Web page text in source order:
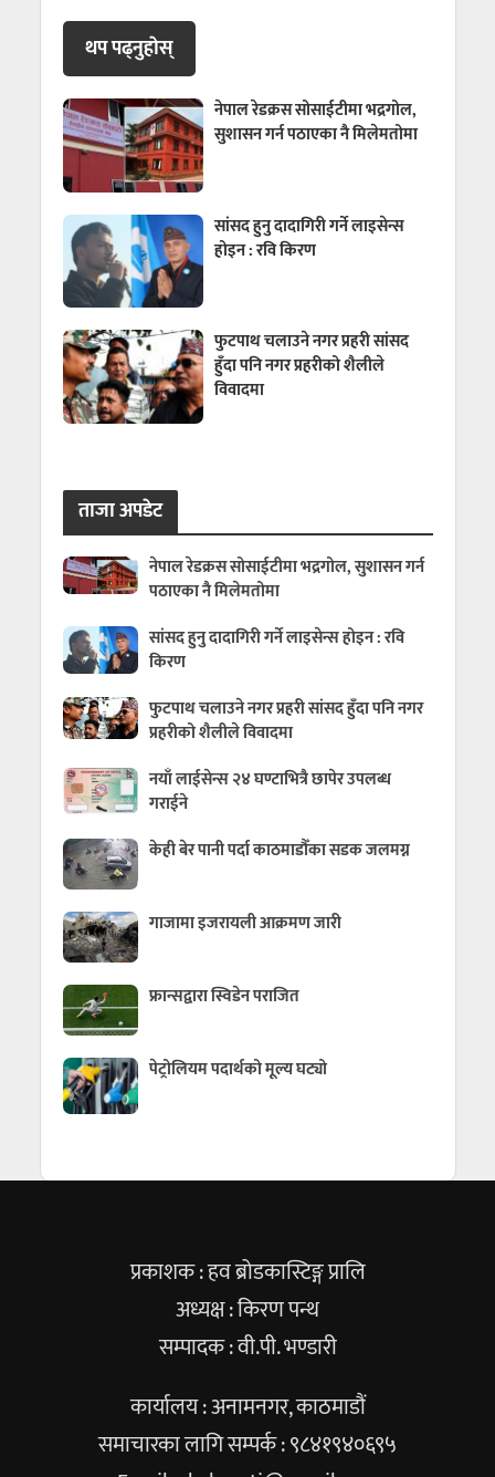
थप पढ्नुहाेस्
नेपाल रेडक्रस सोसाईटीमा भद्रगोल,
सुशासन गर्न पठाएका नै मिलेमतोमा
सांसद हुनु दादागिरी गर्ने लाइसेन्स
होइन : रवि किरण
फुटपाथ चलाउने नगर प्रहरी सांसद
हुँदा पनि नगर प्रहरीको शैलीले
विवादमा
ताजा अपडेट
नेपाल रेडक्रस सोसाईटीमा भद्रगोल, सुशासन गर्न
पठाएका नै मिलेमतोमा
सांसद हुनु दादागिरी गर्ने लाइसेन्स होइन : रवि
किरण
फुटपाथ चलाउने नगर प्रहरी सांसद हुँदा पनि नगर
प्रहरीको शैलीले विवादमा
नयाँ लाईसेन्स २४ घण्टाभित्रै छापेर उपलब्ध
गराईने
केही बेर पानी पर्दा काठमाडौँका सडक जलमग्न
गाजामा इजरायली आक्रमण जारी
फ्रान्सद्वारा स्विडेन पराजित
पेट्रोलियम पदार्थको मूल्य घट्यो
प्रकाशक : हव ब्रोडकास्टिङ्ग प्रालि
अध्यक्ष : किरण पन्थ
सम्पादक : वी.पी. भण्डारी
कार्यालय : अनामनगर, काठमाडौं
समाचारका लागि सम्पर्क : ९८४१९४०६९५